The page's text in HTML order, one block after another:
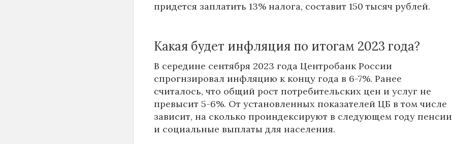
придется заплатить 13% налога, составит 150 тысяч рублей.
Какая будет инфляция по итогам 2023 года?
В середине сентября 2023 года ЦентробанкРоссии
спрогнзировал инфляцию к концу года в 6-7%. Ранее
считалось, что общий рост потребительских цен и услуг не
превысит 5-6%. От установленных показателей ЦБ в том числе
зависит, на сколько проиндексируют в следующем году пенсии
и социальные выплаты для населения.